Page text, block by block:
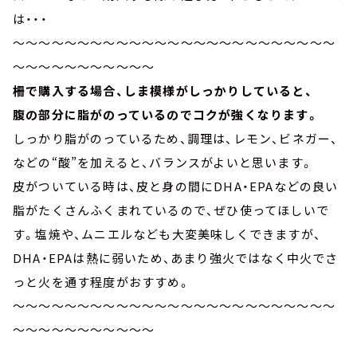
は・・・
～～～～～～～～～～～～～～～～～～～～～～～～～
～～～～～～～～～～～
柵で購入する場合、しま模様がしっかりしていると、
腹の部分に脂がのっているのでコクが強くなります。
しっかり脂がのっているため、調理は、レモン、ビネガー、
などの“酸”を加えると、バランスがよいと思います。
皮がついている時は、皮と身の間にDHA・EPAなどの良い
脂がたくさんふくまれているので、ぜひ使ってほしいで
す。塩焼や、ムニエルなども大変美味しくできますが、
DHA・EPAは熱に弱いため、あまり強火ではなく中火でさ
っと火を通す程度がおすすめ。
～～～～～～～～～～～～～～～～～～～～～～～～～
～～～～～～～～～～～